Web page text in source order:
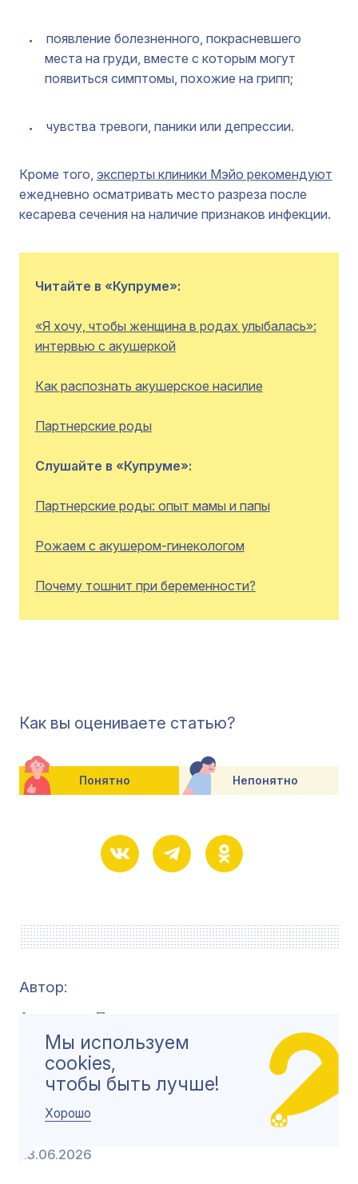
Мы используем
cookies,
чтобы быть лучше!
Хорошо
появление болезненного, покрасневшего
места на груди, вместе с которым могут
появиться симптомы, похожие на грипп;
чувства тревоги, паники или депрессии.
Кроме того, эксперты клиники Мэйо рекомендуют
ежедневно осматривать место разреза после
кесарева сечения на наличие признаков инфекции.
Читайте в «Купруме»:
«Я хочу, чтобы женщина в родах улыбалась»:
интервью с акушеркой
Как распознать акушерское насилие
Партнерские роды
Слушайте в «Купруме»:
Партнерские роды: опыт мамы и папы
Рожаем с акушером-гинекологом
Почему тошнит при беременности?
Как вы оцениваете статью?
Понятно Непонятно
Автор:
Анастасия Полосина
Редактор
Тамила Ходжаева
Дата публикации
23.06.2026